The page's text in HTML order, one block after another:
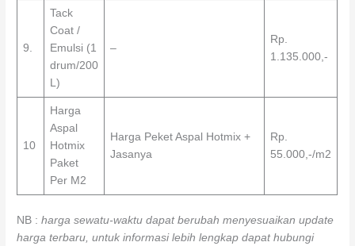
9.
Tack
Coat /
Emulsi (1
drum/200
L)
–
Rp.
1.135.000,-
10
Harga
Aspal
Hotmix
Paket
Per M2
Harga Peket Aspal Hotmix +
Jasanya
Rp.
55.000,-/m2
NB :harga sewatu-waktu dapat berubah menyesuaikan update
harga terbaru, untuk informasi lebih lengkap dapat hubungi